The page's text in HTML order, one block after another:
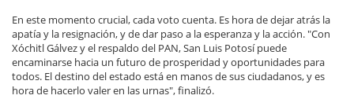
En este momento crucial, cada voto cuenta. Es hora de dejar atrás la
apatía y la resignación, y de dar paso a la esperanza y la acción. "Con
Xóchitl Gálvez y el respaldo del PAN, San Luis Potosí puede
encaminarse hacia un futuro de prosperidad y oportunidades para
todos. El destino del estado está en manos de sus ciudadanos, y es
hora de hacerlo valer en las urnas", finalizó.